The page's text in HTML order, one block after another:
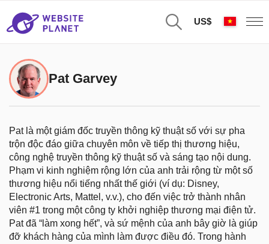
US$
Pat Garvey
Pat là một giám đốc truyền thông kỹ thuật số với sự pha
trộn độc đáo giữa chuyên môn về tiếp thị thương hiệu,
công nghệ truyền thông kỹ thuật số và sáng tạo nội dung.
Phạm vi kinh nghiệm rộng lớn của anh trải rộng từ một số
thương hiệu nổi tiếng nhất thế giới (ví dụ: Disney,
Electronic Arts, Mattel, v.v.), cho đến việc trở thành nhân
viên #1 trong một công ty khởi nghiệp thương mại điện tử.
Pat đã “làm xong hết”, và sứ mệnh của anh bây giờ là giúp
đỡ khách hàng của mình làm được điều đó. Trong hành